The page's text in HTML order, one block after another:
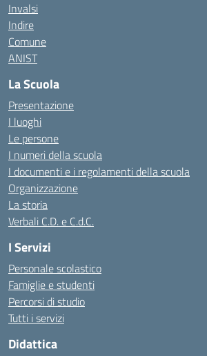
Invalsi
Indire
Comune
ANIST
La Scuola
Presentazione
I luoghi
Le persone
I numeri della scuola
I documenti e i regolamenti della scuola
Organizzazione
La storia
Verbali C.D. e C.d.C.
I Servizi
Personale scolastico
Famiglie e studenti
Percorsi di studio
Tutti i servizi
Didattica